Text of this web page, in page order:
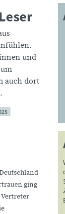
und
auch dort
ging
Vertreter